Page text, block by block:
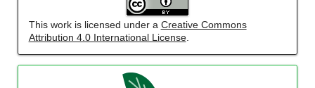
This work is licensed under a Creative Commons
Attribution 4.0 International License.